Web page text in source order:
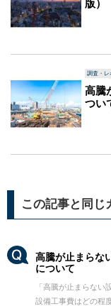
版）
調査・レ
高騰
つい
この記事と同じ
高騰が止まらな
について
「高騰が止まらない
設備工事費はどの程